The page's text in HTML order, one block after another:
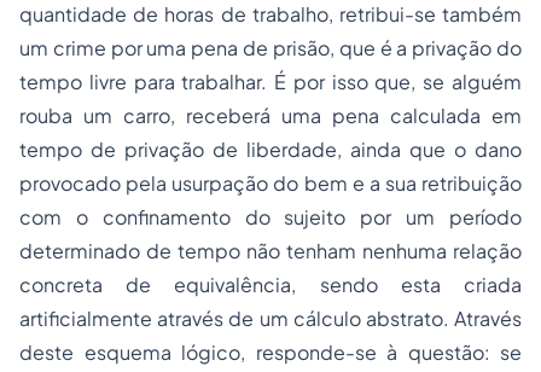
quantidade de horas de trabalho, retribui-se também
um crime por uma pena de prisão, que é a privação do
tempo livre para trabalhar. É por isso que, se alguém
rouba um carro, receberá uma pena calculada em
tempo de privação de liberdade, ainda que o dano
provocado pela usurpação do bem e a sua retribuição
com o confinamento do sujeito por um período
determinado de tempo não tenham nenhuma relação
concreta de equivalência, sendo esta criada
artificialmente através de um cálculo abstrato. Através
deste esquema lógico, responde-se à questão: se